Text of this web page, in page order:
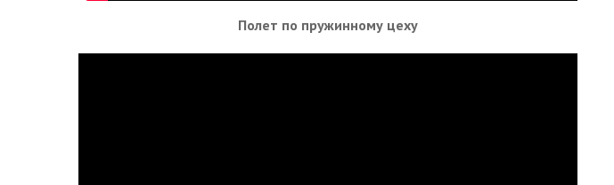
Полет по пружинному цеху